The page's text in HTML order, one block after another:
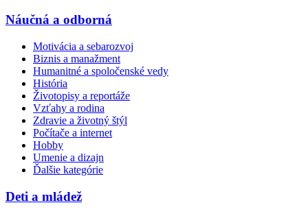
Náučná a odborná
Motivácia a sebarozvoj
Biznis a manažment
Humanitné a spoločenské vedy
História
Životopisy a reportáže
Vzťahy a rodina
Zdravie a životný štýl
Počítače a internet
Hobby
Umenie a dizajn
Ďalšie kategórie
Deti a mládež